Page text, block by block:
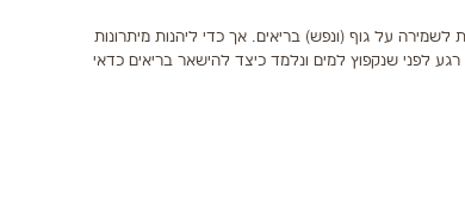
שהיא תורמת לשמירה על גוף (ונפש) בריאים. אך כדי ליהנות מיתרונות
לפני שנקפוץ למים ונלמד כיצד להישאר בריאים כדאי